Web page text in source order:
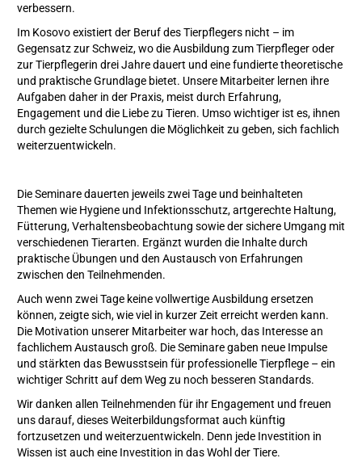
verbessern.
Im Kosovo existiert der Beruf des Tierpflegers nicht – im
Gegensatz zur Schweiz, wo die Ausbildung zum Tierpfleger oder
zur Tierpflegerin drei Jahre dauert und eine fundierte theoretische
und praktische Grundlage bietet. Unsere Mitarbeiter lernen ihre
Aufgaben daher in der Praxis, meist durch Erfahrung,
Engagement und die Liebe zu Tieren. Umso wichtiger ist es, ihnen
durch gezielte Schulungen die Möglichkeit zu geben, sich fachlich
weiterzuentwickeln.
Die Seminare dauerten jeweils zwei Tage und beinhalteten
Themen wie Hygiene und Infektionsschutz, artgerechte Haltung,
Fütterung, Verhaltensbeobachtung sowie der sichere Umgang mit
verschiedenen Tierarten. Ergänzt wurden die Inhalte durch
praktische Übungen und den Austausch von Erfahrungen
zwischen den Teilnehmenden.
Auch wenn zwei Tage keine vollwertige Ausbildung ersetzen
können, zeigte sich, wie viel in kurzer Zeit erreicht werden kann.
Die Motivation unserer Mitarbeiter war hoch, das Interesse an
fachlichem Austausch groß. Die Seminare gaben neue Impulse
und stärkten das Bewusstsein für professionelle Tierpflege – ein
wichtiger Schritt auf dem Weg zu noch besseren Standards.
Wir danken allen Teilnehmenden für ihr Engagement und freuen
uns darauf, dieses Weiterbildungsformat auch künftig
fortzusetzen und weiterzuentwickeln. Denn jede Investition in
Wissen ist auch eine Investition in das Wohl der Tiere.